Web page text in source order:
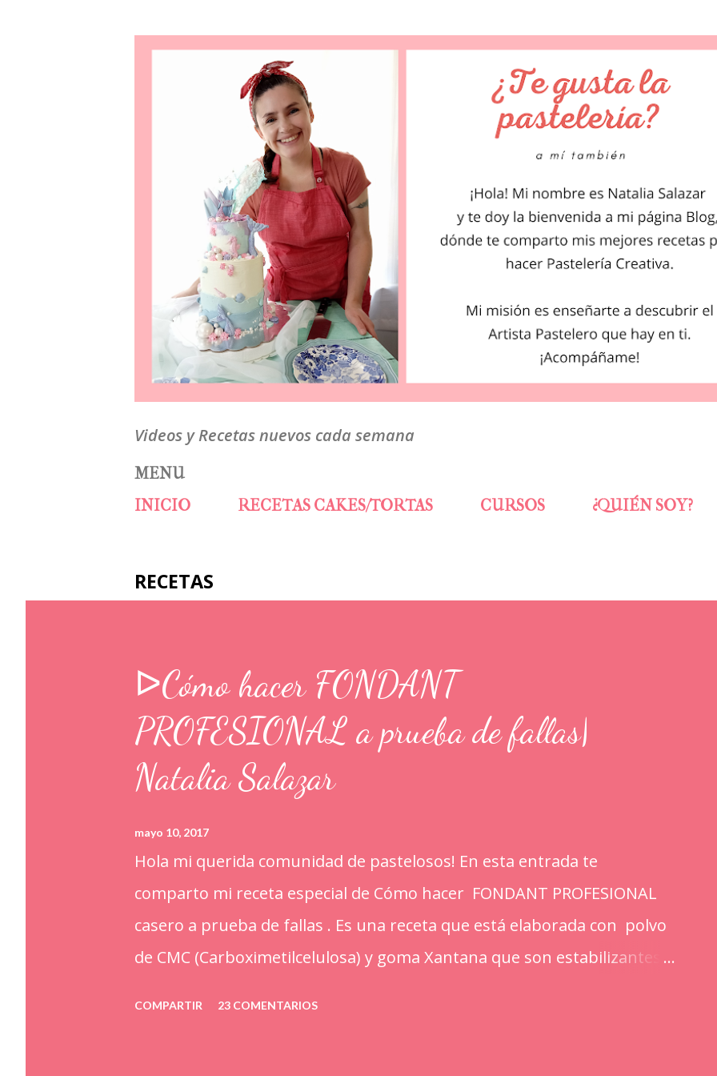
Videos y Recetas nuevos cada semana
MENU
INICIO
RECETAS CAKES/TORTAS CURSOS ¿QUIÉN SOY?
RECETAS
ᐅCómo hacer FONDANT
PROFESIONAL a prueba de fallas|
Natalia Salazar
mayo 10, 2017
Hola mi querida comunidad de pastelosos! En esta entrada te
comparto mi receta especial de Cómo hacer FONDANT PROFESIONAL
casero a prueba de fallas . Es una receta que está elaborada con polvo
de CMC (Carboximetilcelulosa) y goma Xantana que son estabilizantes
COMPARTIR 23 COMENTARIOS